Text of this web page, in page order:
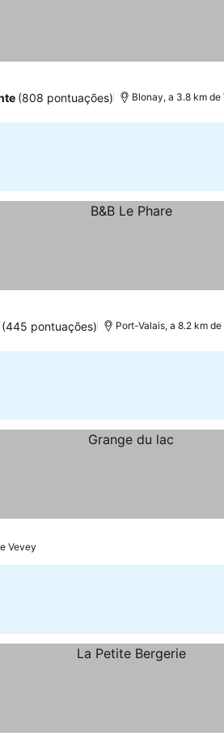
(808 pontuações) Blonay, a 3.8 km de
(445 pontuações) Port-Valais, a 8.2 km de
Vevey